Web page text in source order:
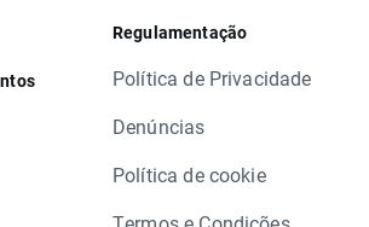
Regulamentação
Política de Privacidade
Denúncias
Política de cookie